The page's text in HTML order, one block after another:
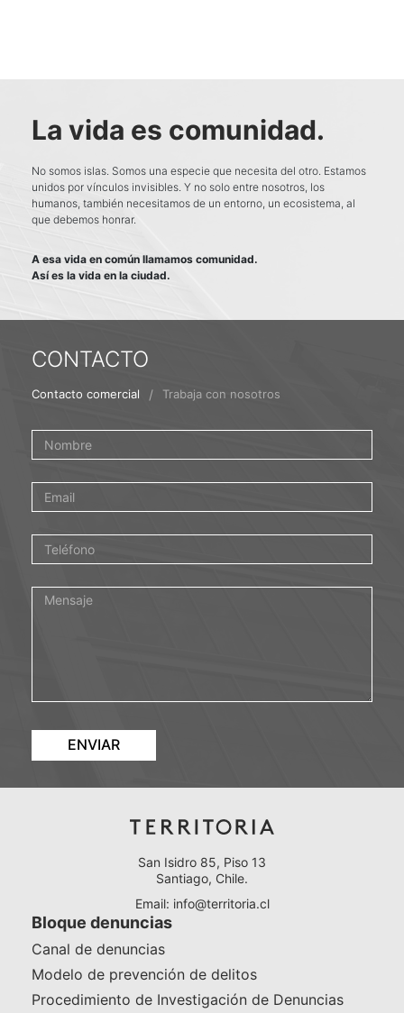
La vida es comunidad.
No somos islas. Somos una especie que necesita del otro. Estamos
unidos por vínculos invisibles. Y no solo entre nosotros, los
humanos, también necesitamos de un entorno, un ecosistema, al
que debemos honrar.
A esa vida en común llamamos comunidad.
Así es la vida en la ciudad.
CONTACTO
Contacto comercial / Trabaja con nosotros
ENVIAR
San Isidro 85, Piso 13
Santiago, Chile.
Email: info@territoria.cl
Bloque denuncias
Canal de denuncias
Modelo de prevención de delitos
Procedimiento de Investigación de Denuncias